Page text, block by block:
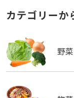
カテゴリーか